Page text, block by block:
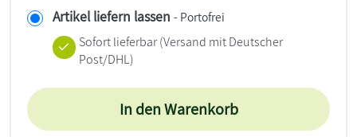
Artikel liefern lassen - Portofrei
Sofort lieferbar(Versand mit Deutscher
Post/DHL)
In den Warenkorb